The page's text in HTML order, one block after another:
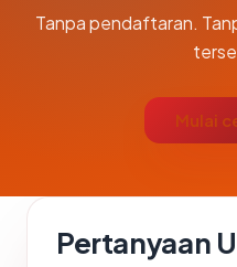
Tanpa pendaftaran.
Mulai
Pertanyaan